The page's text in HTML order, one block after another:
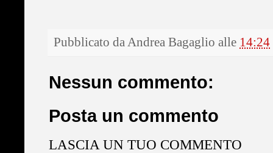
Pubblicato da Andrea Bagaglio alle 14:24
Nessun commento:
Posta un commento
LASCIA UN TUO COMMENTO